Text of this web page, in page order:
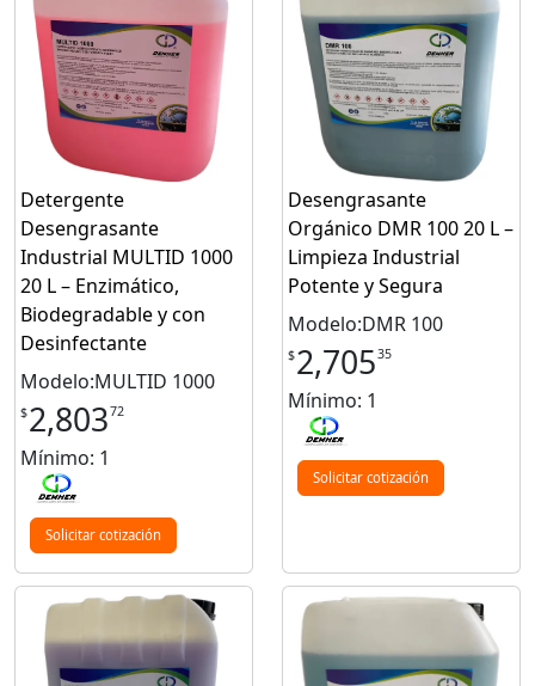
Detergente
Desengrasante
Industrial MULTID 1000
20 L – Enzimático,
Biodegradable y con
Desinfectante
Modelo:MULTID 1000
$2,80372
Mínimo: 1
Solicitar cotización
Desengrasante
Orgánico DMR 100 20 L –
Limpieza Industrial
Potente y Segura
Modelo:DMR 100
$2,70535
Mínimo: 1
Solicitar cotización